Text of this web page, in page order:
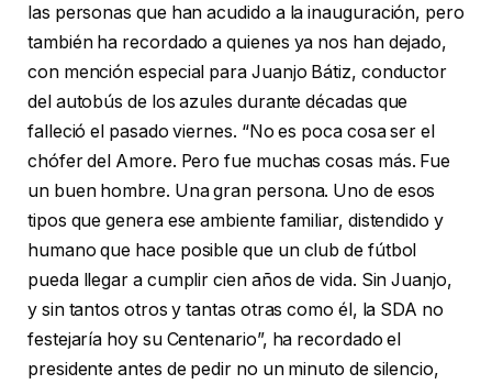
las personas que han acudido a la inauguración, pero
también ha recordado a quienes ya nos han dejado,
con mención especial para Juanjo Bátiz, conductor
del autobús de los azules durante décadas que
falleció el pasado viernes. “No es poca cosa ser el
chófer del Amore. Pero fue muchas cosas más. Fue
un buen hombre. Una gran persona. Uno de esos
tipos que genera ese ambiente familiar, distendido y
humano que hace posible que un club de fútbol
pueda llegar a cumplir cien años de vida. Sin Juanjo,
y sin tantos otros y tantas otras como él, la SDA no
festejaría hoy su Centenario”, ha recordado el
presidente antes de pedir no un minuto de silencio,